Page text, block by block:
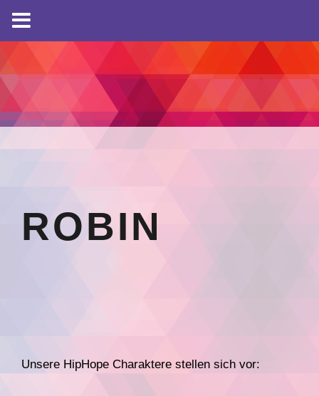
ROBIN
Unsere HipHope Charaktere stellen sich vor: